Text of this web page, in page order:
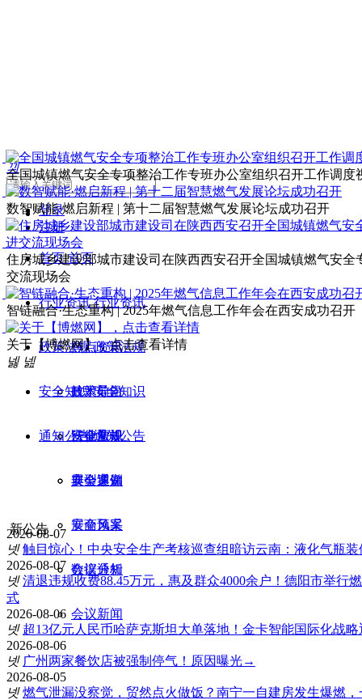
끠
登录
注册
首页 首页
行业资讯 行业资讯
焦点资讯
技术前沿
行业新规
政策法规 政策法规
政策导向
法律法规
典型案例
安全知识 安全知识
安全常识
安全速递
安全预案
数据分析
通知公告 通知公告
展会通知
展商风采
会议通知
会议新闻
全国城镇燃气安全专项整治工作专班办公室组织召开工作调度
数智赋能·燃启新程 | 第十二届智慧燃气发展论坛成功召开
住房城乡建设部城市建设司在陕西西安召开全国城镇燃气安
交流现场会
智链融合·生态重构 | 2025年燃气信息工作年会在西安成功召开
关于【博燃网】，点击查看详情
넳 넲
新公告
2026-08-07
넷 触目惊心！中央安全生产考核巡查组暗访云南：液化气瓶
2026-08-07
넷 清退违规收费88.45万元，惠及群众4000余户！德阳市举行
式
2026-08-06
넷 超13亿元人民币哈萨克斯坦大单落地！金卡智能国际化战
2026-08-06
넷 广州两家餐饮店被强制停气！原因曝光→
2026-08-05
넷 燃气泄漏没察觉，贸然点火做饭？南宁一自建房发生爆燃